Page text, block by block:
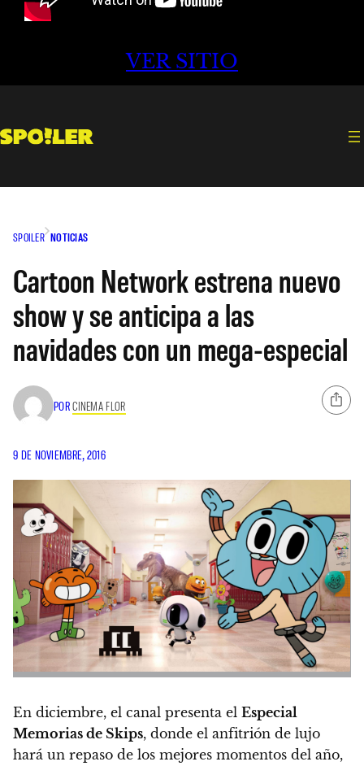
VER SITIO
SPOILER NOTICIAS
Cartoon Network estrena nuevo
show y se anticipa a las
navidades con un mega-especial
PORCINEMA FLOR
9 DE NOVIEMBRE, 2016
En diciembre, el canal presenta el Especial
Memorias de Skips, donde el anfitrión de lujo
hará un repaso de los mejores momentos del año,